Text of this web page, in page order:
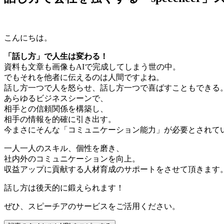
こんにちは。
「話し方」で人生は変わる！
資料も文章も画像もAIで完成してしまう世の中。
でもそれを他者に伝えるのは人間ですよね。
話し方一つで人を怒らせ、話し方一つで喜ばすこともできる。
あらゆるビジネスシーンで、
相手との信頼関係を構築し、
相手の情報を的確に引き出す。
今まさにそんな「コミュニケーション能力」が必要とされて
一人一人のスキル、個性を磨き、
社内外のコミュニケーションを向上。
収益アップに貢献する人材育成のサポートをさせて頂きます。
話し方は後天的に鍛えられます！
ぜひ、スピーチアのサービスをご活用ください。